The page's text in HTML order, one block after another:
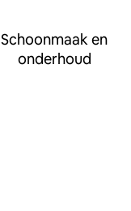
Schoonmaak en
onderhoud